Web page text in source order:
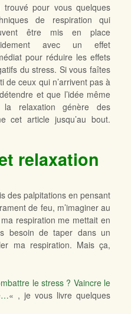
trouvé pour vous quelques
de respiration qui
être mis en place
avec un effet
pour réduire les effets
du stress. Si vous faîtes
de ceux qui n’arrivent pas à
et que l’idée même
relaxation génère des
cet article jusqu’au bout.
relaxation
des palpitations en pensant
de feu, m’imaginer au
respiration me mettait en
besoin de taper dans un
ma respiration. Mais ça,
le stress ? Vaincre le
« , je vous livre quelques